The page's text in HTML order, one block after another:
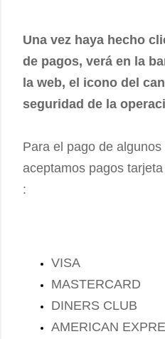
Una vez haya hecho
de pagos, verá en la
la web, el icono del
seguridad de la
Para el pago de
aceptamos pagos
:
VISA
MASTERCARD
DINERS CLUB
AMERICAN